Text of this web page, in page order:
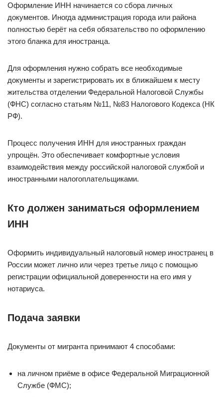
Оформление ИНН начинается со сбора личных
документов. Иногда администрация города или района
полностью берёт на себя обязательство по оформлению
этого бланка для иностранца.
Для оформления нужно собрать все необходимые
документы и зарегистрировать их в ближайшем к месту
жительства отделении Федеральной Налоговой Службы
(ФНС) согласно статьям №11, №83 Налогового Кодекса (НК
РФ).
Процесс получения ИНН для иностранных граждан
упрощён. Это обеспечивает комфортные условия
взаимодействия между российской налоговой службой и
иностранными налогоплательщиками.
Кто должен заниматься оформлением
ИНН
Оформить индивидуальный налоговый номер иностранец в
России может лично или через третье лицо с помощью
регистрации официальной доверенности на его имя у
нотариуса.
Подача заявки
Документы от мигранта принимают 4 способами:
на личном приёме в офисе Федеральной Миграционной
Службе (ФМС);